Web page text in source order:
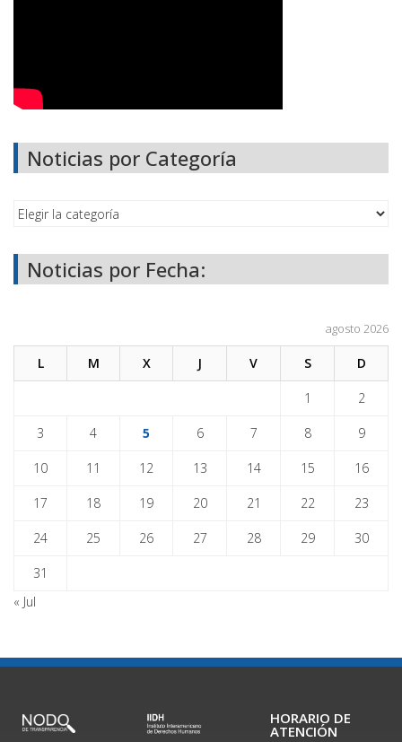
Noticias por Categoría
Noticias por Fecha:
agosto 2026
L M X J V S D
1 2
3 4 5 6 7 8 9
10 11 12 13 14 15 16
17 18 19 20 21 22 23
24 25 26 27 28 29 30
31
« Jul
HORARIO DE
ATENCIÓN